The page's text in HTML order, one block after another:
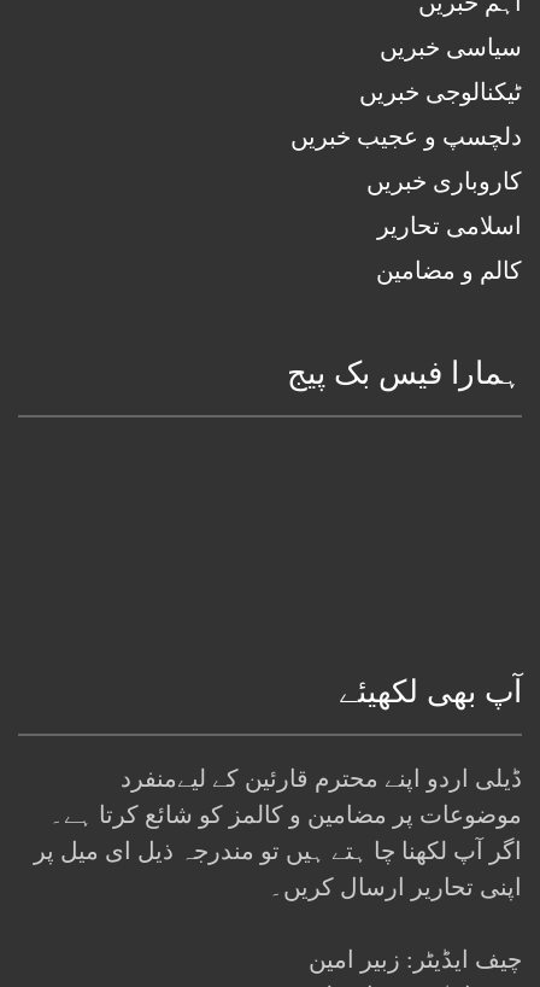
سیاسی خبریں
ٹیکنالوجی خبریں
دلچسپ و عجیب خبریں
کاروباری خبریں
اسلامی تحاریر
کالم و مضامین
ہمارا فیس بک پیج
آپ بھی لکھیئے
ڈیلی اردو اپنے محترم قارئین کے لیےمنفرد
موضوعات پر مضامین و کالمز کو شائع کرتا ہے۔
اگر آپ لکھنا چا ہتے ہیں تو مندرجہ ذیل ای میل پر
اپنی تحاریر ارسال کریں۔
چیف ایڈیٹر: زبیر امین